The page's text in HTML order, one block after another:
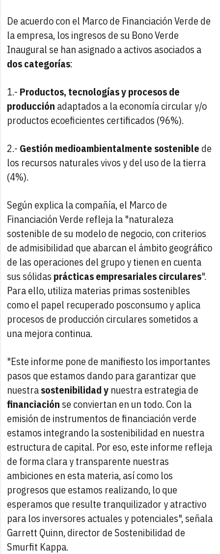
De acuerdo con el Marco de Financiación Verde de
la empresa, los ingresos de su Bono Verde
Inaugural se han asignado a activos asociados a
dos categorías:
1.- Productos, tecnologías y procesos de
producción adaptados a la economía circular y/o
productos ecoeficientes certificados (96%).
2.- Gestión medioambientalmente sostenible de
los recursos naturales vivos y del uso de la tierra
(4%).
Según explica la compañía, el Marco de
Financiación Verde refleja la "naturaleza
sostenible de su modelo de negocio, con criterios
de admisibilidad que abarcan el ámbito geográfico
de las operaciones del grupo y tienen en cuenta
sus sólidas prácticas empresariales circulares".
Para ello, utiliza materias primas sostenibles
como el papel recuperado posconsumo y aplica
procesos de producción circulares sometidos a
una mejora continua.
"Este informe pone de manifiesto los importantes
pasos que estamos dando para garantizar que
nuestrasostenibilidad y nuestra estrategia de
financiación se conviertan en un todo. Con la
emisión de instrumentos de financiación verde
estamos integrando la sostenibilidad en nuestra
estructura de capital. Por eso, este informe refleja
de forma clara y transparente nuestras
ambiciones en esta materia, así como los
progresos que estamos realizando, lo que
esperamos que resulte tranquilizador y atractivo
para los inversores actuales y potenciales", señala
Garrett Quinn, director de Sostenibilidad de
Smurfit Kappa.